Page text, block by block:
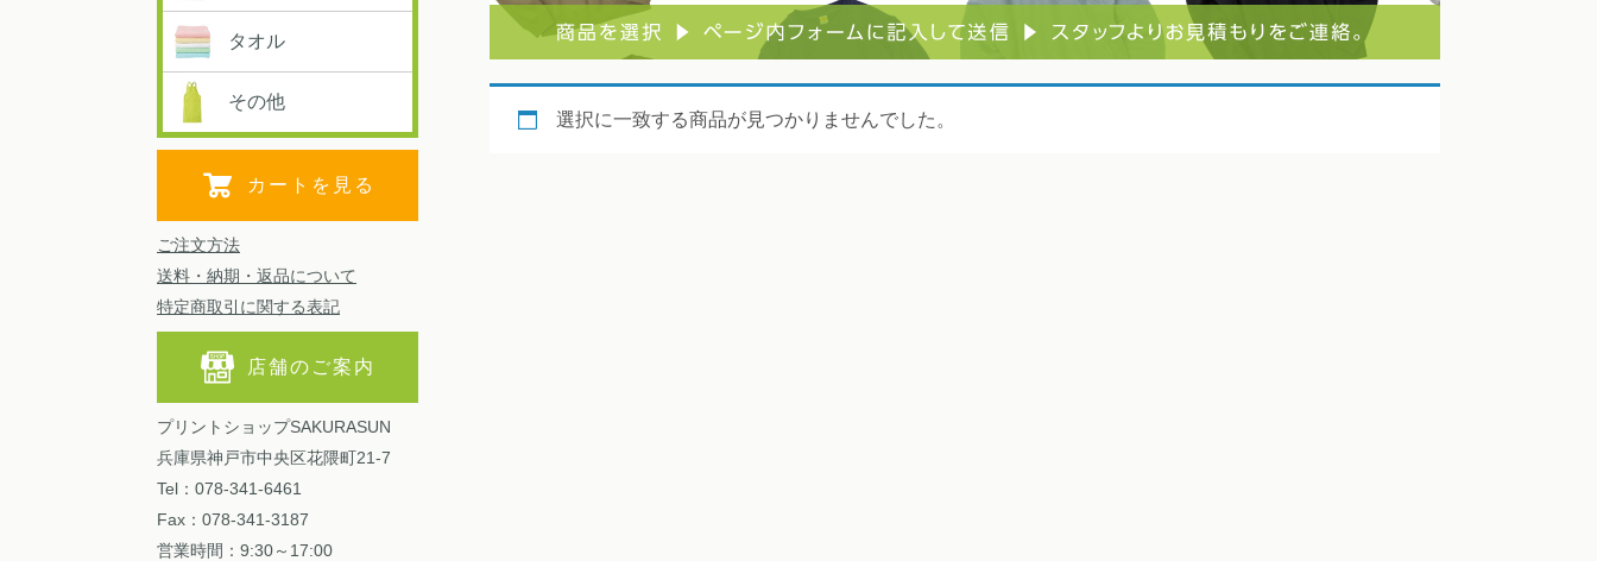
選択に一致する商品が見つかりませんでした。
タオル
その他
カートを見る
ご注文方法
送料・納期・返品について
特定商取引に関する表記
店舗のご案内
プリントショップSAKURASUN
兵庫県神戸市中央区花隈町21-7
Tel：078-341-6461
Fax：078-341-3187
営業時間：9:30～17:00